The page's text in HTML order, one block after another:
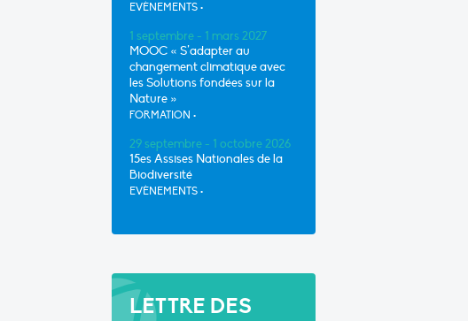
EVÈNEMENTS •
1 septembre - 1 mars 2027
MOOC « S’adapter au
changement climatique avec
les Solutions fondées sur la
Nature »
FORMATION •
29 septembre - 1 octobre 2026
15es Assises Nationales de la
Biodiversité
EVÈNEMENTS •
LETTRE DES